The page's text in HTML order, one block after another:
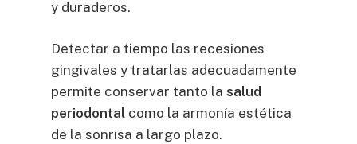
y duraderos.
Detectar a tiempo las recesiones
gingivales y tratarlas adecuadamente
permite conservar tanto la salud
periodontal como la armonía estética
de la sonrisa a largo plazo.